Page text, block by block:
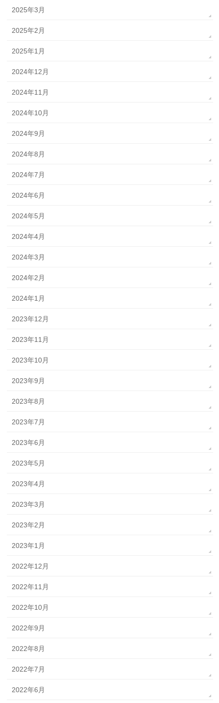
2025年3月
2025年2月
2025年1月
2024年12月
2024年11月
2024年10月
2024年9月
2024年8月
2024年7月
2024年6月
2024年5月
2024年4月
2024年3月
2024年2月
2024年1月
2023年12月
2023年11月
2023年10月
2023年9月
2023年8月
2023年7月
2023年6月
2023年5月
2023年4月
2023年3月
2023年2月
2023年1月
2022年12月
2022年11月
2022年10月
2022年9月
2022年8月
2022年7月
2022年6月